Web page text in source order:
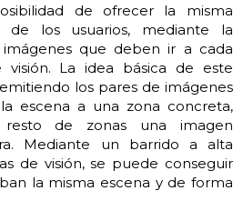
de ofrecer la misma
los usuarios, mediante la
que deben ir a cada
La idea básica de este
los pares de imágenes
escena a una zona concreta,
de zonas una imagen
Mediante un barrido a alta
de visión, se puede conseguir
la misma escena y de forma